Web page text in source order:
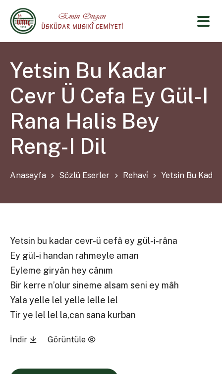
Yetsin Bu Kadar
Cevr Ü Cefa Ey Gül-I
Rana Halis Bey
Reng-I Dil
Anasayfa Sözlü Eserler Rehavi̇ Yetsin Bu
Yetsin bu kadar cevr-ü cefâ ey gül-i-râna
Ey gül-i handan rahmeyle aman
Eyleme giryân hey cânım
Bir kerre n’olur sineme alsam seni ey mâh
Yala yelle lel yelle lelle lel
Tir ye lel lel la,can sana kurban
İndir Görüntüle